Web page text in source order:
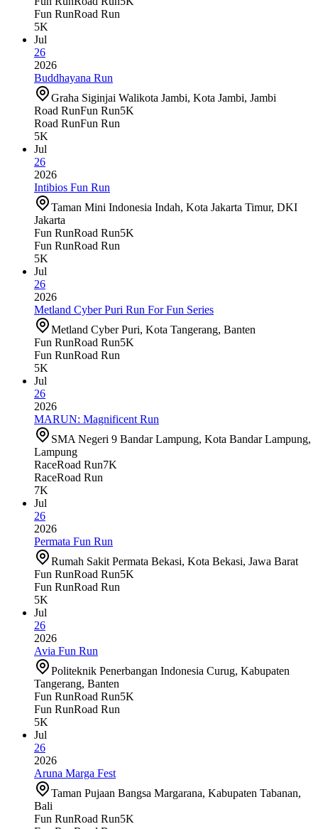
Fun RunRoad Run
5K
Jul
26
2026
Buddhayana Run
Graha Siginjai Walikota Jambi, Kota Jambi, Jambi
Road RunFun Run5K
Road RunFun Run
5K
Jul
26
2026
Intibios Fun Run
Taman Mini Indonesia Indah, Kota Jakarta Timur, DKI
Jakarta
Fun RunRoad Run5K
Fun RunRoad Run
5K
Jul
26
2026
Metland Cyber Puri Run For Fun Series
Metland Cyber Puri, Kota Tangerang, Banten
Fun RunRoad Run5K
Fun RunRoad Run
5K
Jul
26
2026
MARUN: Magnificent Run
SMA Negeri 9 Bandar Lampung, Kota Bandar Lampung,
Lampung
RaceRoad Run7K
RaceRoad Run
7K
Jul
26
2026
Permata Fun Run
Rumah Sakit Permata Bekasi, Kota Bekasi, Jawa Barat
Fun RunRoad Run5K
Fun RunRoad Run
5K
Jul
26
2026
Avia Fun Run
Politeknik Penerbangan Indonesia Curug, Kabupaten
Tangerang, Banten
Fun RunRoad Run5K
Fun RunRoad Run
5K
Jul
26
2026
Aruna Marga Fest
Taman Pujaan Bangsa Margarana, Kabupaten Tabanan,
Bali
Fun RunRoad Run5K